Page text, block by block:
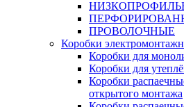
ПРОВОЛОЧНЫЕ
Коробки
Коробки для
Коробки для
Коробки
открытого монтажа